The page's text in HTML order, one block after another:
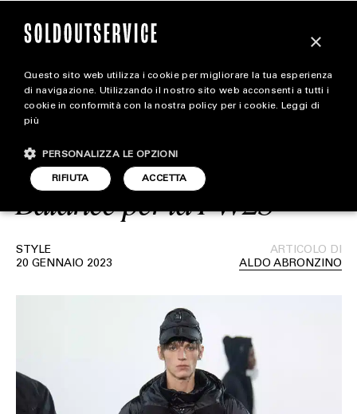
magazine
STYLE
FOOTWEAR
Junya Watanabe
collabora con Palace,
Carhartt WIP e New
Balance per la FW23
STYLE
20 GENNAIO 2023
ARTICOLO DI
ALDO ABRONZINO
×
Questo sito web utilizza i cookie per migliorare la tua esperienza
di navigazione. Utilizzando il nostro sito web acconsenti a tutti i
cookie in conformità con la nostra policy per i cookie. Leggi di
più
ACCETTA
RIFIUTA
PERSONALIZZA LE OPZIONI